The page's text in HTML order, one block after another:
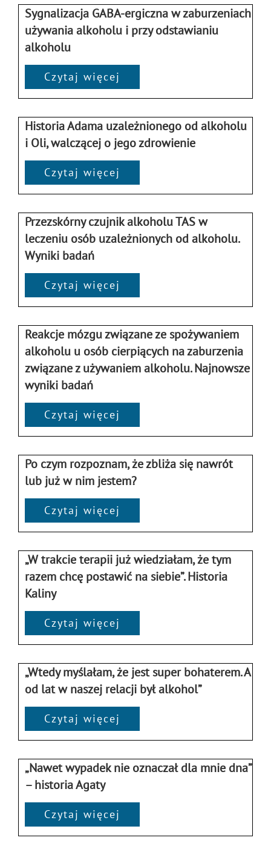
Sygnalizacja GABA-ergiczna w zaburzeniach
używania alkoholu i przy odstawianiu
alkoholu
Czytaj więcej
Historia Adama uzależnionego od alkoholu
i Oli, walczącej o jego zdrowienie
Czytaj więcej
Przezskórny czujnik alkoholu TAS w
leczeniu osób uzależnionych od alkoholu.
Wyniki badań
Czytaj więcej
Reakcje mózgu związane ze spożywaniem
alkoholu u osób cierpiących na zaburzenia
związane z używaniem alkoholu. Najnowsze
wyniki badań
Czytaj więcej
Po czym rozpoznam, że zbliża się nawrót
lub już w nim jestem?
Czytaj więcej
„W trakcie terapii już wiedziałam, że tym
razem chcę postawić na siebie”. Historia
Kaliny
Czytaj więcej
„Wtedy myślałam, że jest super bohaterem. A
od lat w naszej relacji był alkohol”
Czytaj więcej
„Nawet wypadek nie oznaczał dla mnie dna”
– historia Agaty
Czytaj więcej